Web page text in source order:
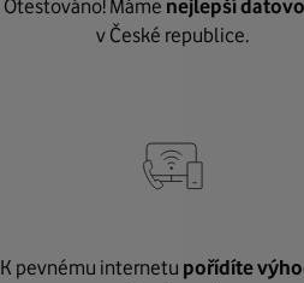
Otestováno! Máme nejlepší
v České republice.
K pevnému internetu pořídíte